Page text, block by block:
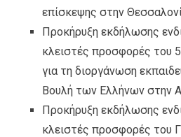
επίσκεψης στην
Προκήρυξη εκδήλωσης
κλειστές προσφορές του
για τη διοργάνωση
Βουλή των Ελλήνων στην
Προκήρυξη εκδήλωσης
κλειστές προσφορές του